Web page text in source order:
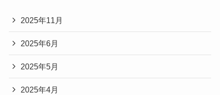
2025年11月
2025年6月
2025年5月
2025年4月